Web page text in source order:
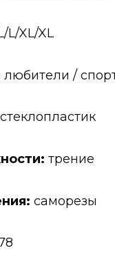
L/XL/XL
любители /
стеклопластик
трение
саморезы